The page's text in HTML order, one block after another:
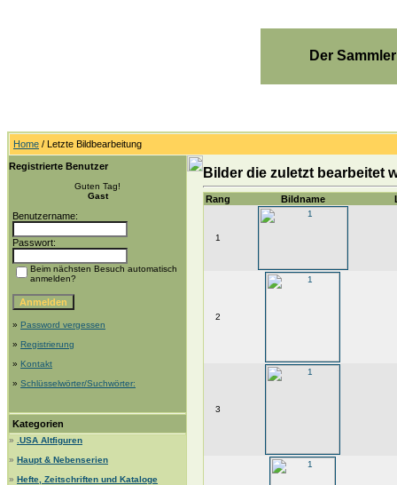
Der
Home / Letzte Bildbearbeitung
Registrierte Benutzer
Guten Tag!
Gast
Benutzername:
Passwort:
Beim nächsten Besuch automatisch
anmelden?
» Password vergessen
» Registrierung
» Kontakt
» Schlüsselwörter/Suchwörter:
Kategorien
»
.USA Altfiguren
» Haupt & Nebenserien
» Hefte, Zeitschriften und Kataloge
Bilder die zuletzt bearbeitet
Rang Bildname
1
2
3